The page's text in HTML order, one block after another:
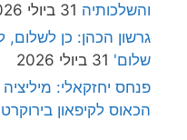
והשלכותיה 31 ביולי 2026
גרשון הכהן: כן
שלום' 31 ביולי 2026
פנחס יחזקאלי:
הכאוס לקיפאון